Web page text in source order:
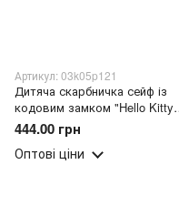
Артикул: 03k05p121
Дитяча скарбничка сейф із
кодовим замком "Hello Kitty"
(237)
444.00 грн
Оптові ціни